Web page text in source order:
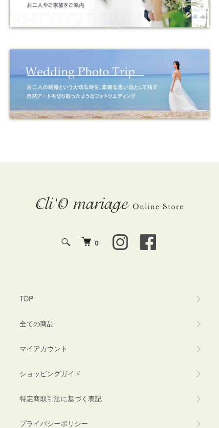
0
TOP
全ての商品
マイアカウント
ショッピングガイド
特定商取引法に基づく表記
プライバシーポリシー